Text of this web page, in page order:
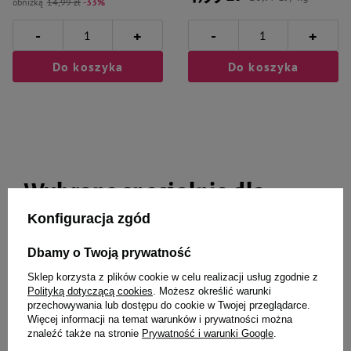
- +
Do koszyka
- +
Do koszyka
Wybrane specjalnie dla
Ciebie i Twojego czworonoga
Barry King Zabawka dla psa piłka
czerwona 7,5cm L
Zolux Zabawka dla psa gryzak
piłka TAO 8 cm
Konfiguracja zgód
Dbamy o Twoją prywatność
Sklep korzysta z plików cookie w celu realizacji usług zgodnie z
Polityką dotyczącą cookies. Możesz określić warunki
przechowywania lub dostępu do cookie w Twojej przeglądarce.
Więcej informacji na temat warunków i prywatności można
znaleźć także na stronie Prywatność i warunki Google.